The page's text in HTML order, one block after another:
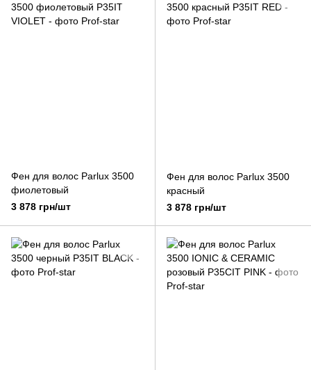
Фен для волос Parlux 3500
фиолетовый
3 878 грн/шт
Фен для волос Parlux 3500
красный
3 878 грн/шт